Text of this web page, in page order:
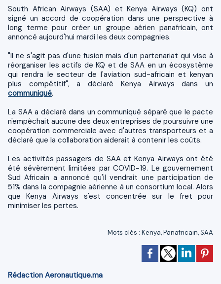
South African Airways (SAA) et Kenya Airways (KQ) ont
signé un accord de coopération dans une perspective à
long terme pour créer un groupe aérien panafricain, ont
annoncé aujourd'hui mardi les deux compagnies.
"Il ne s'agit pas d'une fusion mais d'un partenariat qui vise à
réorganiser les actifs de KQ et de SAA en un écosystème
qui rendra le secteur de l'aviation sud-africain et kenyan
plus compétitif", a déclaré Kenya Airways dans un
communiqué.
La SAA a déclaré dans un communiqué séparé que le pacte
n'empêchait aucune des deux entreprises de poursuivre une
coopération commerciale avec d'autres transporteurs et a
déclaré que la collaboration aiderait à contenir les coûts.
Les activités passagers de SAA et Kenya Airways ont été
été sévèrement limitées par COVID-19. Le gouvernement
Sud Africain a annoncé qu'il vendrait une participation de
51% dans la compagnie aérienne à un consortium local. Alors
que Kenya Airways s'est concentrée sur le fret pour
minimiser les pertes.
Mots clés : Kenya,Panafricain,SAA
Rédaction Aeronautique.ma